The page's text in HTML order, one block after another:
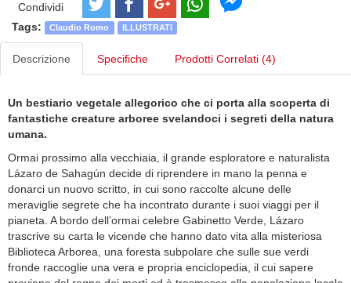
Condividi
Tags:
Claudio Romo ILLUSTRATI
Descrizione Specifiche Prodotti Correlati (4)
Un bestiario vegetale allegorico che ci porta alla scoperta di
fantastiche creature arboree svelandoci i segreti della natura
umana.
Ormai prossimo alla vecchiaia, il grande esploratore e naturalista
Lázaro de Sahagún decide di riprendere in mano la penna e
donarci un nuovo scritto, in cui sono raccolte alcune delle
meraviglie segrete che ha incontrato durante i suoi viaggi per il
pianeta. A bordo dell’ormai celebre Gabinetto Verde, Lázaro
trascrive su carta le vicende che hanno dato vita alla misteriosa
Biblioteca Arborea, una foresta subpolare che sulle sue verdi
fronde raccoglie una vera e propria enciclopedia, il cui sapere